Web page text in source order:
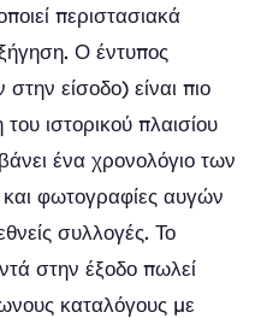
περιστασιακά
Ο έντυπος
είσοδο) είναι πιο
ιστορικού πλαισίου
ένα χρονολόγιο των
φωτογραφίες αυγών
συλλογές. Το
στην έξοδο πωλεί
καταλόγους με